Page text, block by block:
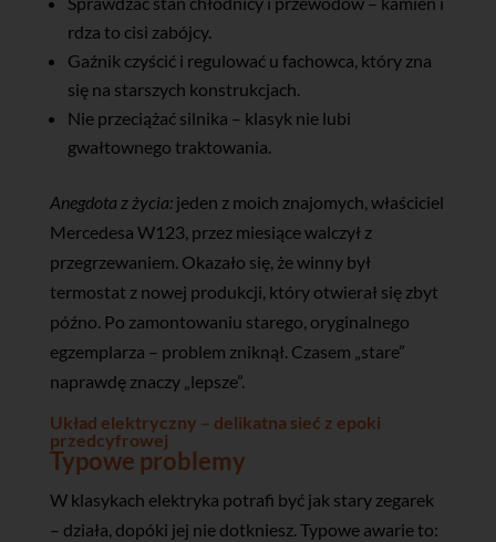
rdza to cisi zabójcy.
Gaźnik czyścić i regulować u fachowca, który zna
się na starszych konstrukcjach.
Nie przeciążać silnika – klasyk nie lubi
gwałtownego traktowania.
Anegdota z życia:jeden z moich znajomych, właściciel
Mercedesa W123, przez miesiące walczył z
przegrzewaniem. Okazało się, że winny był
termostat z nowej produkcji, który otwierał się zbyt
późno. Po zamontowaniu starego, oryginalnego
egzemplarza – problem zniknął. Czasem „stare”
naprawdę znaczy „lepsze”.
Układ elektryczny – delikatna sieć z epoki
przedcyfrowej
Typowe problemy
W klasykach elektryka potrafi być jak stary zegarek
– działa, dopóki jej nie dotkniesz. Typowe awarie to: